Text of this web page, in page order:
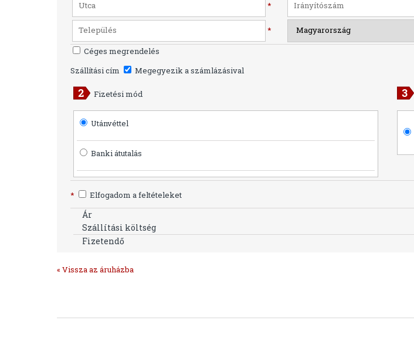
*
*
Céges megrendelés
Szállítási cím
Megegyezik a számlázásival
Fizetési mód
Utánvéttel
Banki átutalás
* Elfogadom a feltételeket
Ár
Szállítási költség
Fizetendő
« Vissza az áruházba